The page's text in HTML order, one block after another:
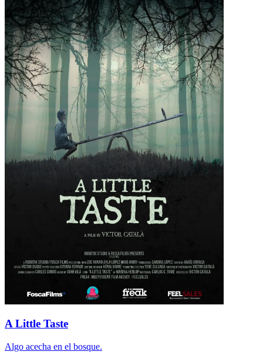
A Little Taste
Algo acecha en el bosque.